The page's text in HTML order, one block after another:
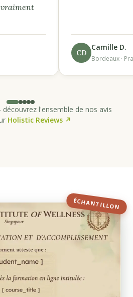
CD
Camille D.
Bordeaux ·
l'ensemble de nos avis
Holistic Reviews ↗
ÉCHANTILLON